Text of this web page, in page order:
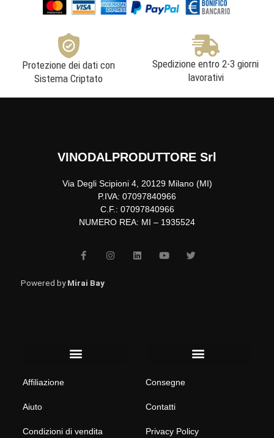
Protezione dei dati con
Sistema Criptato
Spedizione entro 2-3 giorni
lavorativi
VINODALPRODUTTORE Srl
Via Degli Scipioni 4, 20129 Milano (MI)
P.IVA: 07097840966
C.F.: 07097840966
NUMERO REA: MI – 1935524
a
c
b
n
s
i
n
o w
i
Powered byMirai Bay
Menu
Affiliazione
Aiuto
Condizioni di vendita
Menu
Consegne
Contatti
Privacy Policy